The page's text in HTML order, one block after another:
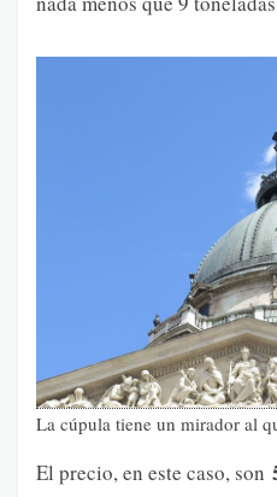
La cúpula tiene un mirador al
El precio, en este caso, son